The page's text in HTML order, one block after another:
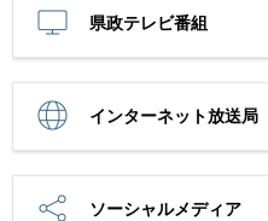
県政テレビ番組
インターネット放送局
ソーシャルメディア